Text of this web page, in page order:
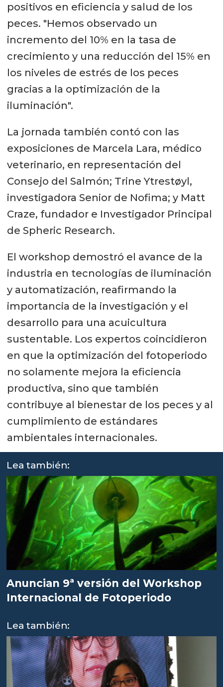
positivos en eficiencia y salud de los
peces. "Hemos observado un
incremento del 10% en la tasa de
crecimiento y una reducción del 15% en
los niveles de estrés de los peces
gracias a la optimización de la
iluminación".
La jornada también contó con las
exposiciones de Marcela Lara, médico
veterinario, en representación del
Consejo del Salmón; Trine Ytrestøyl,
investigadora Senior de Nofima; y Matt
Craze, fundador e Investigador Principal
de Spheric Research.
El workshop demostró el avance de la
industria en tecnologías de iluminación
y automatización, reafirmando la
importancia de la investigación y el
desarrollo para una acuicultura
sustentable. Los expertos coincidieron
en que la optimización del fotoperiodo
no solamente mejora la eficiencia
productiva, sino que también
contribuye al bienestar de los peces y al
cumplimiento de estándares
ambientales internacionales.
Lea también:
Anuncian 9ª versión del Workshop
Internacional de Fotoperiodo
Lea también: